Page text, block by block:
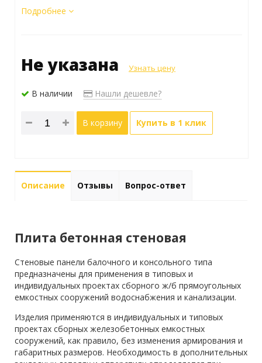
Подробнее
Не указана Узнать цену
В наличии Нашли дешевле?
В корзину Купить в 1 клик
Описание Отзывы Вопрос-ответ
Плита бетонная стеновая
Стеновые панели балочного и консольного типа
предназначены для применения в типовых и
индивидуальных проектах сборного ж/б прямоугольных
емкостных сооружений водоснабжения и канализации.
Изделия применяются в индивидуальных и типовых
проектах сборных железобетонных емкостных
сооружений, как правило, без изменения армирования и
габаритных размеров. Необходимость в дополнительных